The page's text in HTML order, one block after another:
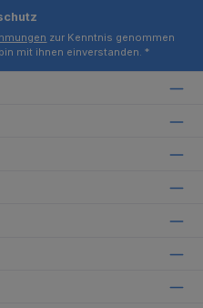
zur Kenntnis genommen
mit ihnen einverstanden. *